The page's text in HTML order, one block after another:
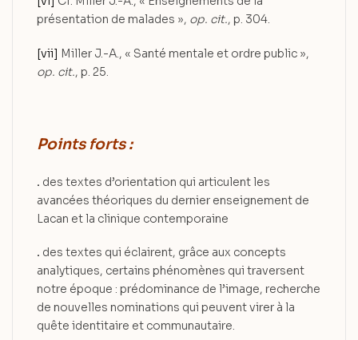
présentation de malades », op. cit., p. 304.
[vii] Miller J.-A., « Santé mentale et ordre public »,
op. cit., p. 25.
Points forts :
. des textes d’orientation qui articulent les
avancées théoriques du dernier enseignement de
Lacan et la clinique contemporaine
. des textes qui éclairent, grâce aux concepts
analytiques, certains phénomènes qui traversent
notre époque : prédominance de l’image, recherche
de nouvelles nominations qui peuvent virer à la
quête identitaire et communautaire.